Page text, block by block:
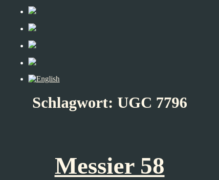
Schlagwort: UGC 7796
Messier 58